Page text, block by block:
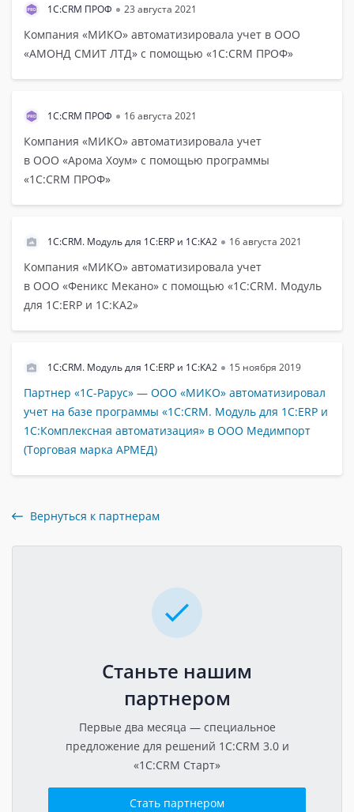
1С:CRM ПРОФ 23 августа 2021
Компания «МИКО»‎ автоматизировала учет в ООО
«АМОНД СМИТ ЛТД» с помощью «1С:CRM ПРОФ»
1С:CRM ПРОФ 16 августа 2021
Компания «МИКО»‎ автоматизировала учет
в ООО «Арома Хоум» с помощью программы
«1С:CRM ПРОФ»
1С:CRM. Модуль для 1С:ERP и 1С:КА2 16 августа 2021
Компания «МИКО»‎ автоматизировала учет
в ООО «Феникс Мекано» с помощью «1С:CRM. Модуль
для 1С:ERP и 1С:КА2»
1С:CRM. Модуль для 1С:ERP и 1С:КА2 15 ноября 2019
Партнер «1С-Рарус» — ООО «МИКО» автоматизировал
учет на базе программы «1С:CRM. Модуль для 1С:ERP и
1С:Комплексная автоматизация» в ООО Медимпорт
(Торговая марка АРМЕД)
Вернуться к партнерам
Станьте нашим
партнером
Первые два месяца — специальное
предложение для решений 1C:CRM 3.0 и
«1C:CRM Старт»
Стать партнером